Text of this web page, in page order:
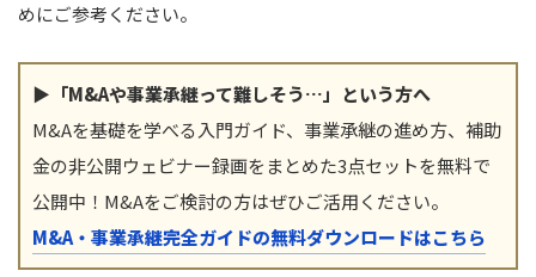
めにご参考ください。
▶「M&Aや事業承継って難しそう…」という方へ
M&Aを基礎を学べる入門ガイド、事業承継の進め方、補助
金の非公開ウェビナー録画をまとめた3点セットを無料で
公開中！M&Aをご検討の方はぜひご活用ください。
M&A・事業承継完全ガイドの無料ダウンロードはこちら